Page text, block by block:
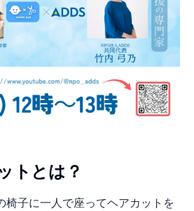
トとは？
椅子に一人で座ってヘアカットを